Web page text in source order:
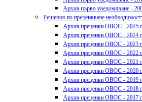
Архив първо уведомяване -
Решения по преценяване
Архив преценки ОВОС - 2025
Архив преценки ОВОС - 2024
Архив преценки ОВОС - 2023
Архив преценки ОВОС - 2022
Архив преценки ОВОС - 2021
Архив преценки ОВОС - 2020
Архив преценки ОВОС - 2019
Архив преценки ОВОС - 2018
Архив преценки ОВОС - 2017